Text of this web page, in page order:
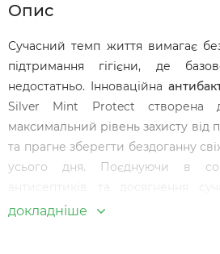
Опис
Сучасний темп життя вимагає
підтримання гігієни, де
недостатньо. Інноваційна
Silver Mint Protect створена
максимальний рівень захисту від
та прагне зберегти бездоганну
усього дня. Поєднуючи в
антисептиків та досягнення
науки, цей продукт
докладніше